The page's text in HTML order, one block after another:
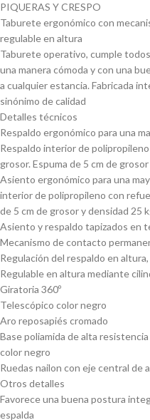
PIQUERAS Y CRESPO
Taburete ergonómico con
regulable en altura
Taburete operativo, cumple
una manera cómoda y con una
a cualquier estancia. Fabricada
sinónimo de calidad
Detalles técnicos
Respaldo ergonómico para una
Respaldo interior de
grosor. Espuma de 5 cm de
Asiento ergonómico para una
interior de polipropileno con
de 5 cm de grosor y densidad 25
Asiento y respaldo tapizados en
Mecanismo de contacto
Regulación del respaldo en
Regulable en altura mediante
Giratoria 360º
Telescópico color negro
Aro reposapiés cromado
Base poliamida de alta
color negro
Ruedas nailon con eje central de
Otros detalles
Favorece una buena postura
espalda